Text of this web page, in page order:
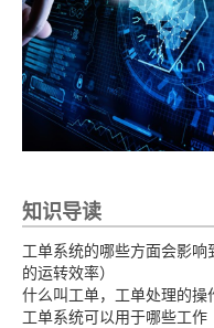
知识导读
工单系统的哪些方面会影
的运转效率）
什么叫工单，工单处理的操
工单系统可以用于哪些工作